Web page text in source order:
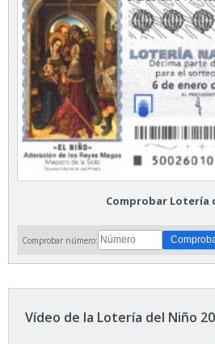
Comprobar Lotería
Comprobar número:
Vídeo de la Lotería del Niño